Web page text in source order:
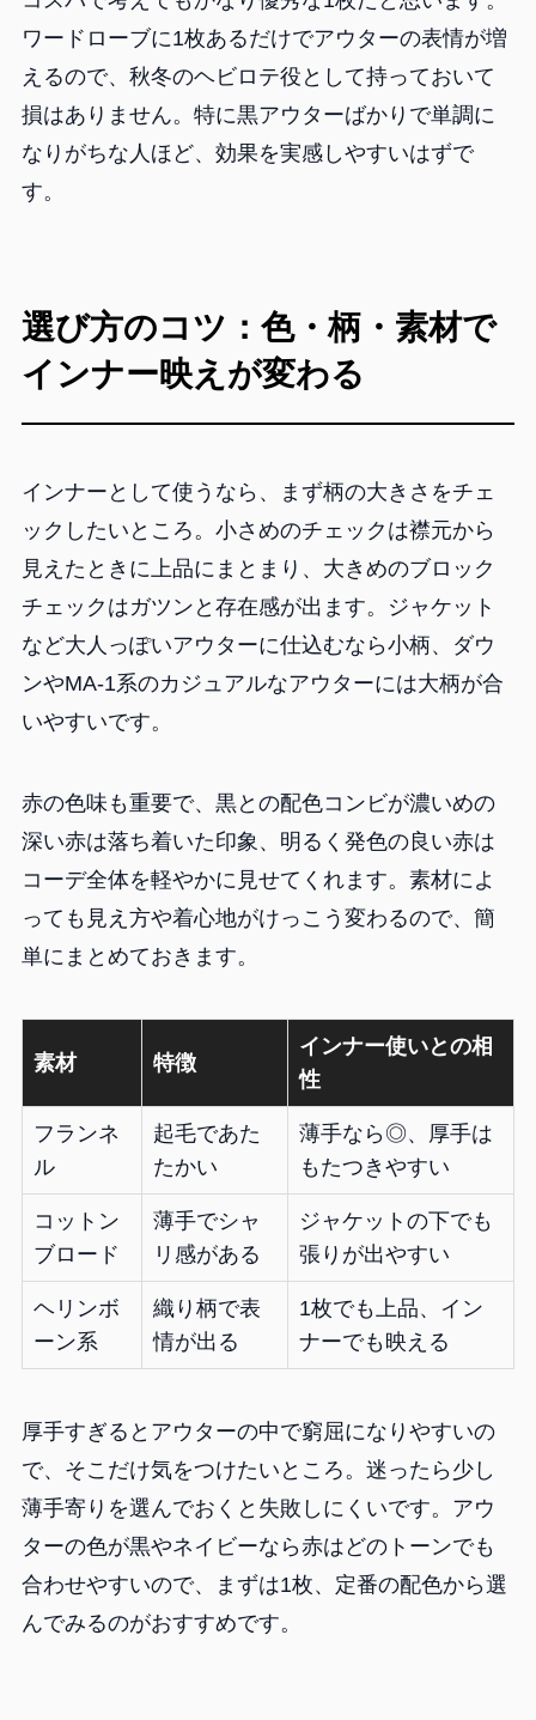
ワードローブに1枚あるだけでアウターの表情が増
えるので、秋冬のヘビロテ役として持っておいて
損はありません。特に黒アウターばかりで単調に
なりがちな人ほど、効果を実感しやすいはずで
す。
選び方のコツ：色・柄・素材で
インナー映えが変わる
インナーとして使うなら、まず柄の大きさをチェ
ックしたいところ。小さめのチェックは襟元から
見えたときに上品にまとまり、大きめのブロック
チェックはガツンと存在感が出ます。ジャケット
など大人っぽいアウターに仕込むなら小柄、ダウ
ンやMA-1系のカジュアルなアウターには大柄が合
いやすいです。
赤の色味も重要で、黒との配色コンビが濃いめの
深い赤は落ち着いた印象、明るく発色の良い赤は
コーデ全体を軽やかに見せてくれます。素材によ
っても見え方や着心地がけっこう変わるので、簡
単にまとめておきます。
素材 特徴
インナー使いとの相
性
フランネ
ル
起毛であた
たかい
薄手なら◎、厚手は
もたつきやすい
コットン
ブロード
薄手でシャ
リ感がある
ジャケットの下でも
張りが出やすい
ヘリンボ
ーン系
織り柄で表
情が出る
1枚でも上品、イン
ナーでも映える
厚手すぎるとアウターの中で窮屈になりやすいの
で、そこだけ気をつけたいところ。迷ったら少し
薄手寄りを選んでおくと失敗しにくいです。アウ
ターの色が黒やネイビーなら赤はどのトーンでも
合わせやすいので、まずは1枚、定番の配色から選
んでみるのがおすすめです。